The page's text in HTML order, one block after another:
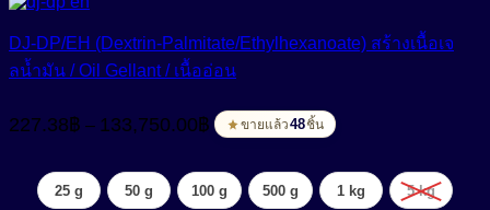
DJ-DP/EH (Dextrin-Palmitate/Ethylhexanoate) สร้างเนื้อเจ
ลน้ำมัน / Oil Gellant / เนื้ออ่อน
227.38฿ – 133,750.00฿
Price
range:
through
133,750.00฿
ขายแล้ว48ชิ้น
25 g 50 g 100 g 500 g 1 kg 5 kg